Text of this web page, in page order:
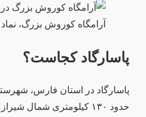
آرامگاه کوروش بزرگ،
پاسارگاد کجاست؟
پاسارگاد در استان فارس،
حدود ۱۳۰ کیلومتری شمال